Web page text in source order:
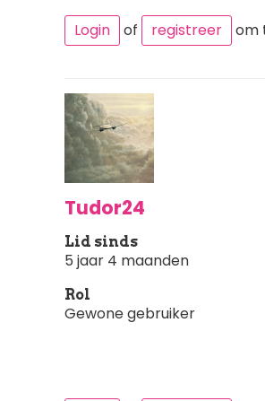
Login of registreer om
Tudor24
Lid sinds
5 jaar 4 maanden
Rol
Gewone gebruiker